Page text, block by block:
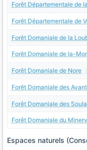
Forêt Départementale de
Forêt Départementale de
Forêt Domaniale de la
Forêt Domaniale de la-
Forêt Domaniale de Nore
Forêt Domaniale des
Forêt Domaniale des
Forêt Domaniale du
Espaces naturels